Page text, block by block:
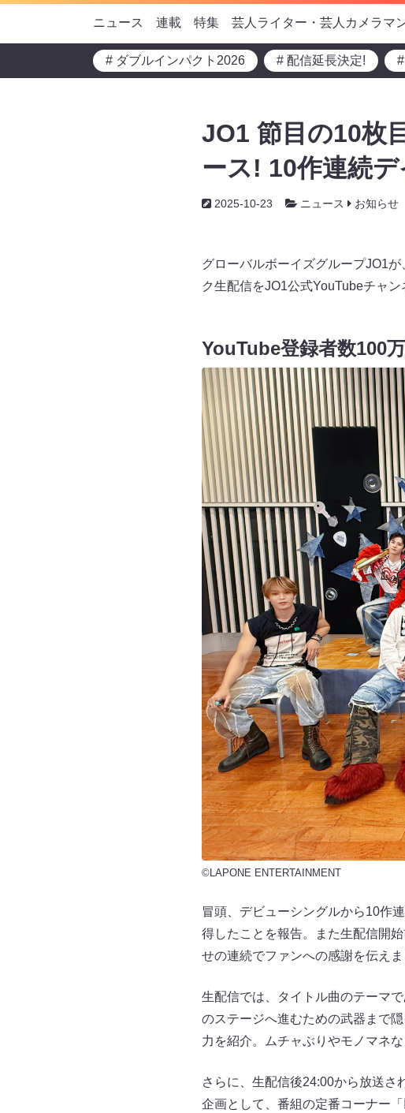
ニュース 連載 特集 芸人ライター・芸人カメラマ
# ダブルインパクト2026 # 配信延長決定!
JO1 節目の10枚
ース! 10作連続
2025-10-23 ニュース お知らせ
グローバルボーイズグループJO1
ク生配信をJO1公式YouTubeチャン
YouTube登録者数100
©LAPONE ENTERTAINMENT
冒頭、デビューシングルから10作
得したことを報告。また生配信開
せの連続でファンへの感謝を伝えま
生配信では、タイトル曲のテーマ
のステージへ進むための武器まで
力を紹介。ムチャぶりやモノマネ
さらに、生配信後24:00から放送さ
企画として、番組の定番コーナー